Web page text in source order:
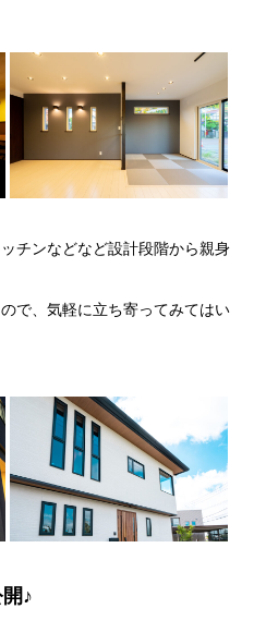
チンなどなど設計段階から親身
で、気軽に立ち寄ってみてはい
♪